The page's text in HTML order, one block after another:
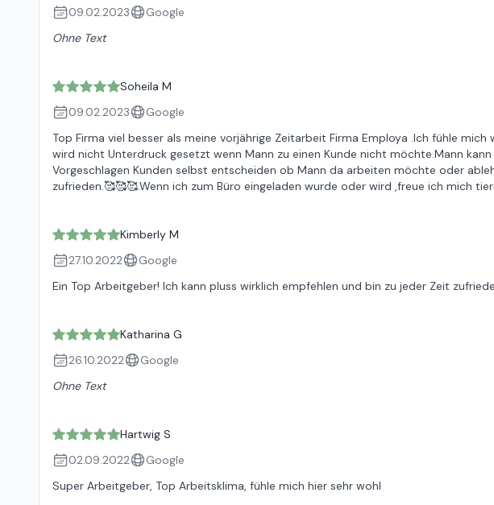
09.02.2023
Google
Ohne Text
Soheila M
09.02.2023
Google
Top Firma viel besser als meine vorjährige Zeitarbeit Firma Employa .Ich fühle mich
wird nicht Unterdruck gesetzt wenn Mann zu einen Kunde nicht möchte.Mann
Vorgeschlagen Kunden selbst entscheiden ob Mann da arbeiten möchte oder
zufrieden.🥰🥰🥰.Wenn ich zum Büro eingeladen wurde oder wird ,freue ich mich
Kimberly M
27.10.2022
Google
Ein Top Arbeitgeber! Ich kann pluss wirklich empfehlen und bin zu jeder Zeit
Katharina G
26.10.2022
Google
Ohne Text
Hartwig S
02.09.2022
Google
Super Arbeitgeber, Top Arbeitsklima, fühle mich hier sehr wohl